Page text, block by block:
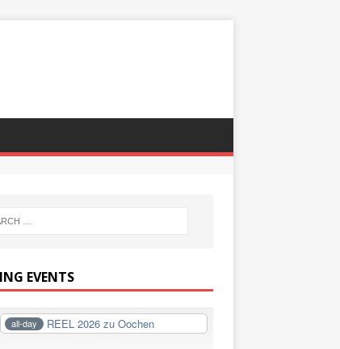
EVENTS
all-day REEL 2026 zu Oochen